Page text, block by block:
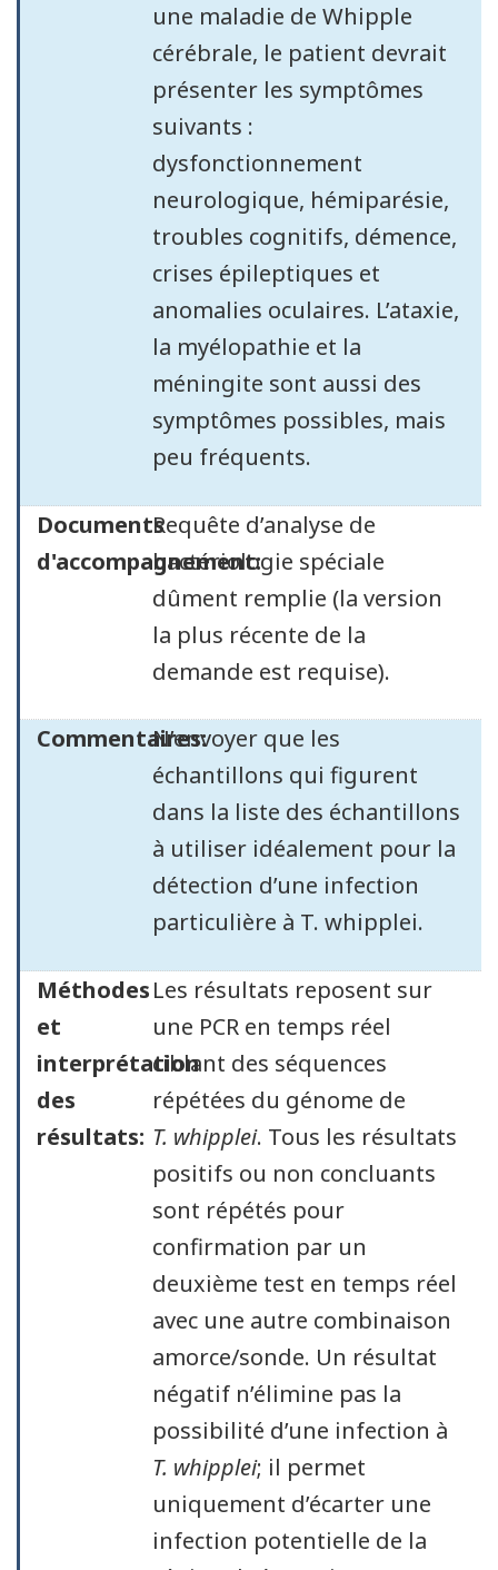
une maladie de Whipple
cérébrale, le patient devrait
présenter les symptômes
suivants :
dysfonctionnement
neurologique, hémiparésie,
troubles cognitifs, démence,
crises épileptiques et
anomalies oculaires. L’ataxie,
la myélopathie et la
méningite sont aussi des
symptômes possibles, mais
peu fréquents.
Documents
d'accompagnement:
Requête d’analyse de
bactériologie spéciale
dûment remplie (la version
la plus récente de la
demande est requise).
Commentaires:N’envoyer que les
échantillons qui figurent
dans la liste des échantillons
à utiliser idéalement pour la
détection d’une infection
particulière à T. whipplei.
Méthodes
et
interprétation
des
résultats:
Les résultats reposent sur
une PCR en temps réel
ciblant des séquences
répétées du génome de
T. whipplei. Tous les résultats
positifs ou non concluants
sont répétés pour
confirmation par un
deuxième test en temps réel
avec une autre combinaison
amorce/sonde. Un résultat
négatif n’élimine pas la
possibilité d’une infection à
T. whipplei; il permet
uniquement d’écarter une
infection potentielle de la